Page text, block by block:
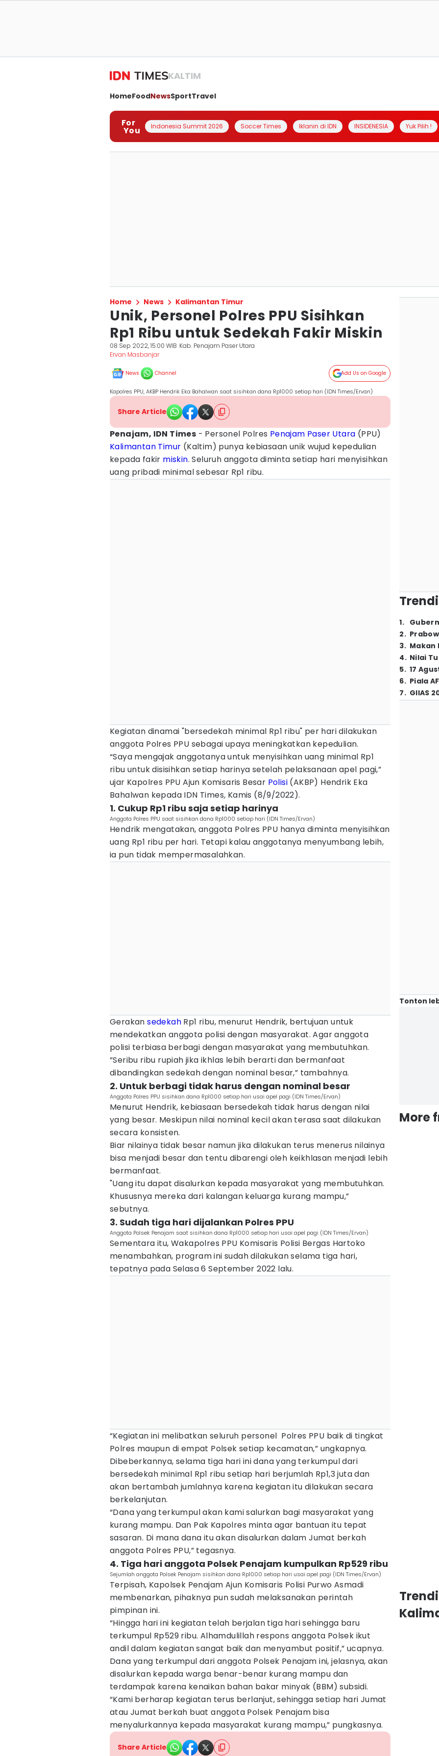
KALTIM
HomeFoodNewsSportTravel
For
You Indonesia Summit 2026 Soccer Times Iklanin di IDN INSIDENESIA Yuk Pilih !
Home News Kalimantan Timur
Unik, Personel Polres PPU Sisihkan
Rp1 Ribu untuk Sedekah Fakir Miskin
08 Sep 2022, 15:00 WIB Kab. Penajam Paser Utara
Ervan Masbanjar
News Channel Add Us on Google
Kapolres PPU, AKBP Hendrik Eka Bahalwan saat sisihkan dana Rp1000 setiap hari (IDN Times/Ervan)
Share Article
Penajam, IDN Times - Personel Polres Penajam Paser Utara (PPU)
Kalimantan Timur (Kaltim) punya kebiasaan unik wujud kepedulian
kepada fakir miskin. Seluruh anggota diminta setiap hari menyisihkan
uang pribadi minimal sebesar Rp1 ribu.
Kegiatan dinamai "bersedekah minimal Rp1 ribu" per hari dilakukan
anggota Polres PPU sebagai upaya meningkatkan kepedulian.
“Saya mengajak anggotanya untuk menyisihkan uang minimal Rp1
ribu untuk disisihkan setiap harinya setelah pelaksanaan apel pagi,”
ujar Kapolres PPU Ajun Komisaris Besar Polisi (AKBP) Hendrik Eka
Bahalwan kepada IDN Times, Kamis (8/9/2022).
1. Cukup Rp1 ribu saja setiap harinya
Anggota Polres PPU saat sisihkan dana Rp1000 setiap hari (IDN Times/Ervan)
Hendrik mengatakan, anggota Polres PPU hanya diminta menyisihkan
uang Rp1 ribu per hari. Tetapi kalau anggotanya menyumbang lebih,
ia pun tidak mempermasalahkan.
Gerakansedekah Rp1 ribu, menurut Hendrik, bertujuan untuk
mendekatkan anggota polisi dengan masyarakat. Agar anggota
polisi terbiasa berbagi dengan masyarakat yang membutuhkan.
”Seribu ribu rupiah jika ikhlas lebih berarti dan bermanfaat
dibandingkan sedekah dengan nominal besar,” tambahnya.
2. Untuk berbagi tidak harus dengan nominal besar
Anggota Polres PPU sisihkan dana Rp1000 setiap hari usai apel pagi (IDN Times/Ervan)
Menurut Hendrik, kebiasaan bersedekah tidak harus dengan nilai
yang besar. Meskipun nilai nominal kecil akan terasa saat dilakukan
secara konsisten.
Biar nilainya tidak besar namun jika dilakukan terus menerus nilainya
bisa menjadi besar dan tentu dibarengi oleh keikhlasan menjadi lebih
bermanfaat.
"Uang itu dapat disalurkan kepada masyarakat yang membutuhkan.
Khususnya mereka dari kalangan keluarga kurang mampu,”
sebutnya.
3. Sudah tiga hari dijalankan Polres PPU
Anggota Polsek Penajam saat sisihkan dana Rp1000 setiap hari usai apel pagi (IDN Times/Ervan)
Sementara itu, Wakapolres PPU Komisaris Polisi Bergas Hartoko
menambahkan, program ini sudah dilakukan selama tiga hari,
tepatnya pada Selasa 6 September 2022 lalu.
“Kegiatan ini melibatkan seluruh personel Polres PPU baik di tingkat
Polres maupun di empat Polsek setiap kecamatan,” ungkapnya.
Dibeberkannya, selama tiga hari ini dana yang terkumpul dari
bersedekah minimal Rp1 ribu setiap hari berjumlah Rp1,3 juta dan
akan bertambah jumlahnya karena kegiatan itu dilakukan secara
berkelanjutan.
“Dana yang terkumpul akan kami salurkan bagi masyarakat yang
kurang mampu. Dan Pak Kapolres minta agar bantuan itu tepat
sasaran. Di mana dana itu akan disalurkan dalam Jumat berkah
anggota Polres PPU,” tegasnya.
4. Tiga hari anggota Polsek Penajam kumpulkan Rp529 ribu
Sejumlah anggota Polsek Penajam sisihkan dana Rp1000 setiap hari usai apel pagi (IDN Times/Ervan)
Terpisah, Kapolsek Penajam Ajun Komisaris Polisi Purwo Asmadi
membenarkan, pihaknya pun sudah melaksanakan perintah
pimpinan ini.
“Hingga hari ini kegiatan telah berjalan tiga hari sehingga baru
terkumpul Rp529 ribu. Alhamdulillah respons anggota Polsek ikut
andil dalam kegiatan sangat baik dan menyambut positif,” ucapnya.
Dana yang terkumpul dari anggota Polsek Penajam ini, jelasnya, akan
disalurkan kepada warga benar-benar kurang mampu dan
terdampak karena kenaikan bahan bakar minyak (BBM) subsidi.
“Kami berharap kegiatan terus berlanjut, sehingga setiap hari Jumat
atau Jumat berkah buat anggota Polsek Penajam bisa
menyalurkannya kepada masyarakat kurang mampu,” pungkasnya.
Share Article
1.
2.
3. Makan
4. Nilai
5. 17
6. Piala
7. GIIAS
Tonton
More